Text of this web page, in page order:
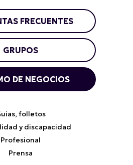
FRECUENTES
GRUPOS
DE NEGOCIOS
folletos
y discapacidad
Profesional
Prensa